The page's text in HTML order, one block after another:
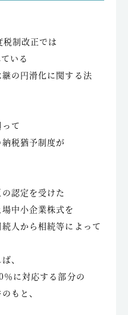
制改正では
いる
継の円滑化に関する法
て
税猶予制度が
認定を受けた
中小企業株式を
人から相続等によって
、
に対応する部分の
もと、